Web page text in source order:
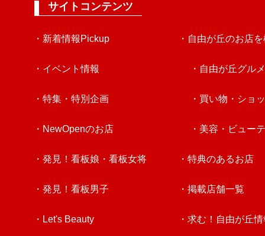
サイトコンテンツ
・新着情報Pickup
・イベント情報
・特集・特別企画
・NewOpenのお店
・発見！看板娘・看板女将
・発見！看板男子
・Let's Beauty
・自由が丘のお店
・自由が丘グルメ
・買い物・ショ
・美容・ビュー
・特典のあるお店
・掲載店舗一覧
・求む！自由が丘